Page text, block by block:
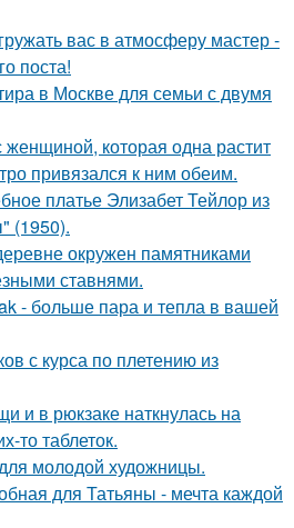
вас в атмосферу мастер -
поста!
в Москве для семьи с двумя
которая одна растит
привязался к ним обеим.
платье Элизабет Тейлор из
(1950).
окружен памятниками
ставнями.
- больше пара и тепла в вашей
с курса по плетению из
и в рюкзаке наткнулась на
то таблеток.
молодой художницы.
для Татьяны - мечта каждой